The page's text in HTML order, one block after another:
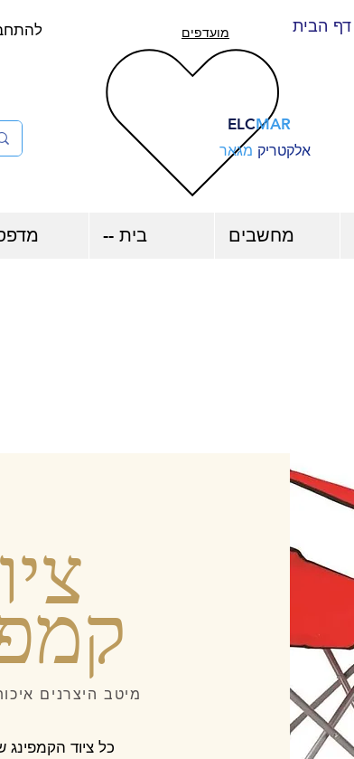
מועדפים דף הבית
ELCMAR
אלקטריק מגאר
מחשבים בית --
מיטב היצרנים
כל ציוד